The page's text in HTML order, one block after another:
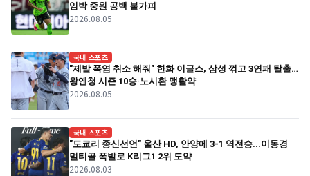
임박 중원 공백 불가피
2026.08.05
국내 스포츠
"제발 폭염 취소 해줘" 한화 이글스, 삼성 꺾고 3연패 탈출…
왕옌청 시즌 10승·노시환 맹활약
2026.08.05
국내 스포츠
"도쿄리 종신선언" 울산 HD, 안양에 3-1 역전승...이동경
멀티골 폭발로 K리그1 2위 도약
2026.08.03